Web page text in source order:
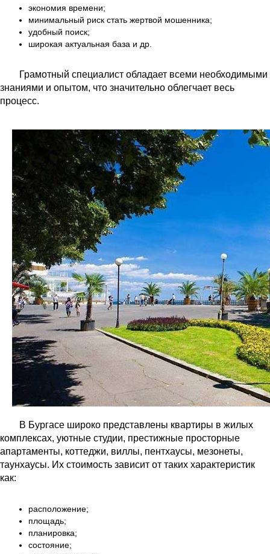
экономия времени;
минимальный риск стать жертвой мошенника;
удобный поиск;
широкая актуальная база и др.
Грамотный специалист обладает всеми необходимыми
знаниями и опытом, что значительно облегчает весь
процесс.
В Бургасе широко представлены квартиры в жилых
комплексах, уютные студии, престижные просторные
апартаменты, коттеджи, виллы, пентхаусы, мезонеты,
таунхаусы. Их стоимость зависит от таких характеристик
как:
расположение;
площадь;
планировка;
состояние;